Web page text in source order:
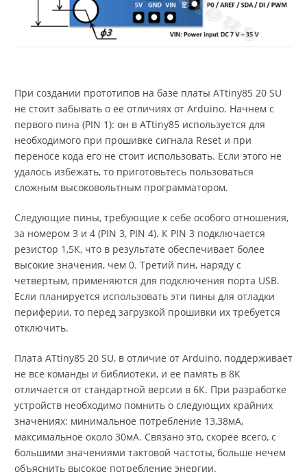
При создании прототипов на базе платы ATtiny85 20 SU
не стоит забывать о ее отличиях от Arduino. Начнем с
первого пина (PIN 1): он в ATtiny85 используется для
необходимого при прошивке сигнала Reset и при
переносе кода его не стоит использовать. Если этого не
удалось избежать, то приготовьтесь пользоваться
сложным высоковольтным программатором.
Следующие пины, требующие к себе особого отношения,
за номером 3 и 4 (PIN 3, PIN 4). К PIN 3 подключается
резистор 1,5К, что в результате обеспечивает более
высокие значения, чем 0. Третий пин, наряду с
четвертым, применяются для подключения порта USB.
Если планируется использовать эти пины для отладки
периферии, то перед загрузкой прошивки их требуется
отключить.
Плата ATtiny85 20 SU, в отличие от Arduino, поддерживает
не все команды и библиотеки, и ее память в 8К
отличается от стандартной версии в 6К. При разработке
устройств необходимо помнить о следующих крайних
значениях: минимальное потребление 13,38мА,
максимальное около 30мА. Связано это, скорее всего, с
большими значениями тактовой частоты, больше нечем
объяснить высокое потребление энергии.